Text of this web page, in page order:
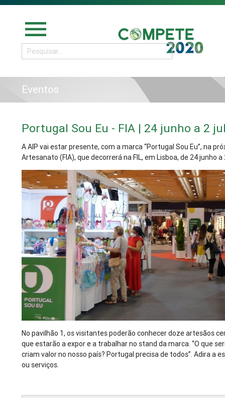
menu
Eventos
Portugal Sou Eu - FIA | 24 junho a 2
A AIP vai estar presente, com a marca “Portugal Sou Eu”, na
Artesanato (FIA), que decorrerá na FIL, em Lisboa, de 24 junho a
No pavilhão 1, os visitantes poderão conhecer doze artesãos
que estarão a expor e a trabalhar no stand da marca. “O que
criam valor no nosso país? Portugal precisa de todos”. Adira a
ou serviços.